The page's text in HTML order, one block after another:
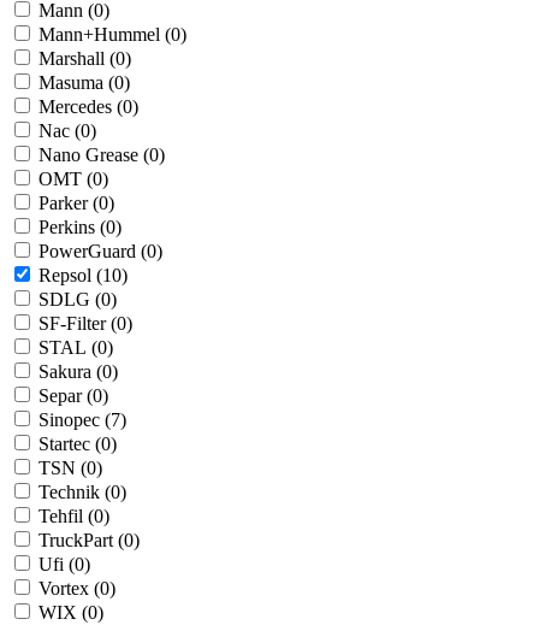
Mann (0)
Mann+Hummel (0)
Marshall (0)
Masuma (0)
Mercedes (0)
Nac (0)
Nano Grease (0)
OMT (0)
Parker (0)
Perkins (0)
PowerGuard (0)
Repsol (10)
SDLG (0)
SF-Filter (0)
STAL (0)
Sakura (0)
Separ (0)
Sinopec (7)
Startec (0)
TSN (0)
Technik (0)
Tehfil (0)
TruckPart (0)
Ufi (0)
Vortex (0)
WIX (0)